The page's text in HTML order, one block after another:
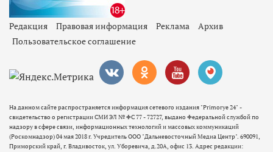
Редакция Правовая информация Реклама
Архив
Пользовательское соглашение
На данном сайте распространяется информация сетевого издания "Primorye 24" -
свидетельство о регистрации СМИ ЭЛ № ФС 77 - 72727, выдано Федеральной службой по
надзору в сфере связи, информационных технологий и массовых коммуникаций
(Роскомнадзор) 04 мая 2018 г. Учредитель ООО "Дальневосточный Медиа Центр". 690091,
Приморский край, г. Владивосток, ул. Уборевича, д.20А, офис 13. Адрес редакции: